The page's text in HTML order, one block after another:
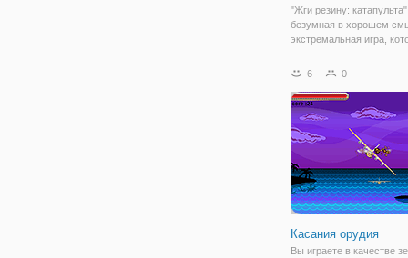
"Жги резину:
безумная в хорошем
экстремальная игра,
под вашим управлением
которую нужно
катапульту.
6 0
Касания орудия
Вы играете в качестве